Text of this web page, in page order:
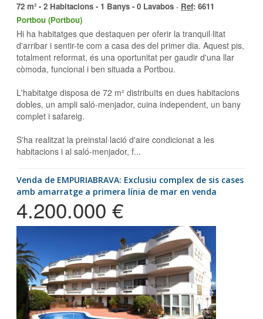
72 m² - 2 Habitacions - 1 Banys - 0 Lavabos · Ref: 6611
Portbou (Portbou)
Hi ha habitatges que destaquen per oferir la tranquil·litat
d'arribar i sentir-te com a casa des del primer dia. Aquest pis,
totalment reformat, és una oportunitat per gaudir d'una llar
còmoda, funcional i ben situada a Portbou.
L'habitatge disposa de 72 m² distribuïts en dues habitacions
dobles, un ampli saló-menjador, cuina independent, un bany
complet i safareig.
S'ha realitzat la preinstal·lació d'aire condicionat a les
habitacions i al saló-menjador, f...
Venda de EMPURIABRAVA: Exclusiu complex de sis cases
amb amarratge a primera línia de mar en venda
4.200.000 €